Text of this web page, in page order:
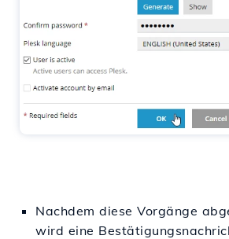
Nachdem diese Vorgänge
wird eine